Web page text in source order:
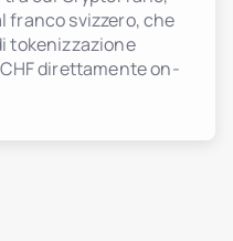
franco svizzero, che
tokenizzazione
direttamente on-